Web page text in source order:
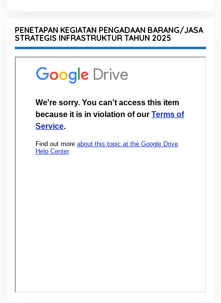
PENETAPAN KEGIATAN PENGADAAN BARANG/JASA
STRATEGIS INFRASTRUKTUR TAHUN 2025